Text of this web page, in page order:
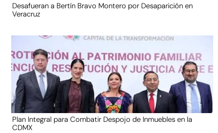
Desafueran a Bertín Bravo Montero por Desaparición en
Veracruz
Plan Integral para Combatir Despojo de Inmuebles en la
CDMX